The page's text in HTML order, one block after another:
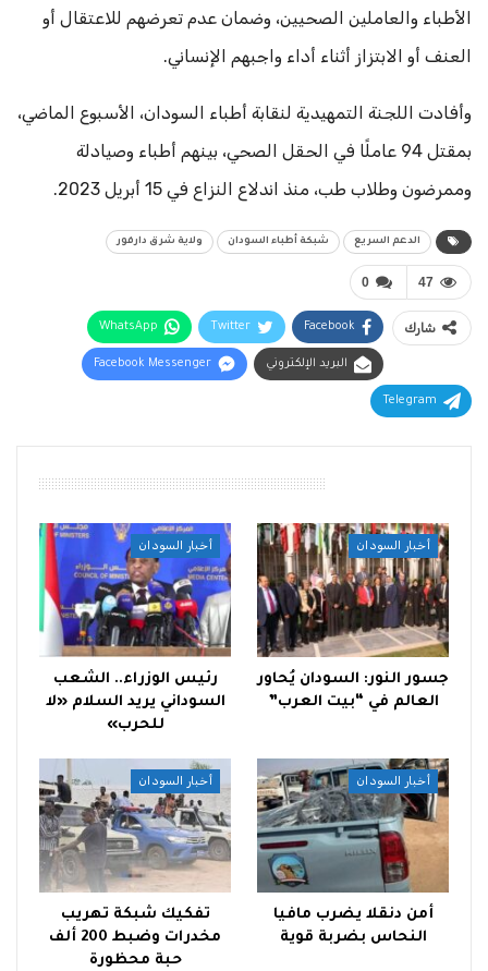
الأطباء والعاملين الصحيين، وضمان عدم تعرضهم للاعتقال أو
العنف أو الابتزاز أثناء أداء واجبهم الإنساني.
وأفادت اللجنة التمهيدية لنقابة أطباء السودان، الأسبوع الماضي،
بمقتل 94 عاملًا في الحقل الصحي، بينهم أطباء وصيادلة
وممرضون وطلاب طب، منذ اندلاع النزاع في 15 أبريل 2023.
الدعم السريع شبكة أطباء السودان ولاية شرق دارفور
0 47
شارك Facebook
Twitter
WhatsApp
البريد الإلكتروني Facebook Messenger
Telegram
أخبار السودان
جسور النور: السودان يُحاور
العالم في “بيت العرب”
أخبار السودان
رئيس الوزراء.. الشعب
السوداني يريد السلام «لا
للحرب»
أخبار السودان
أمن دنقلا يضرب مافيا
النحاس بضربة قوية
أخبار السودان
تفكيك شبكة تهريب
مخدرات وضبط 200 ألف
حبة محظورة